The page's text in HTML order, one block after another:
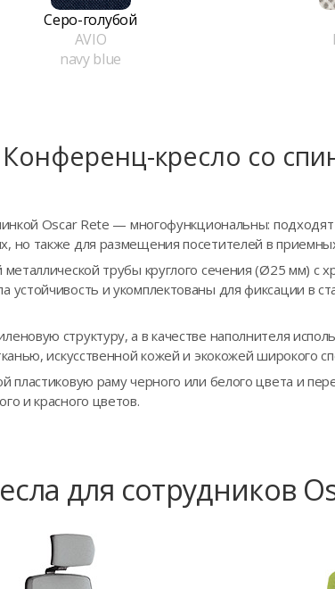
Серо-голубой
AVIO
navy blue
Конференц-кресло сo
Oscar Rete — многофункциональны:
но также для размещения посетителей в
металлической трубы круглого сечения (Ø25 мм)
устойчивость и укомплектованы для фиксации в
структуру, а в качестве наполнителя
искусственной кожей и экокожей широкого
пластиковую раму черного или белого цвета и
и красного цветов.
для сотрудников